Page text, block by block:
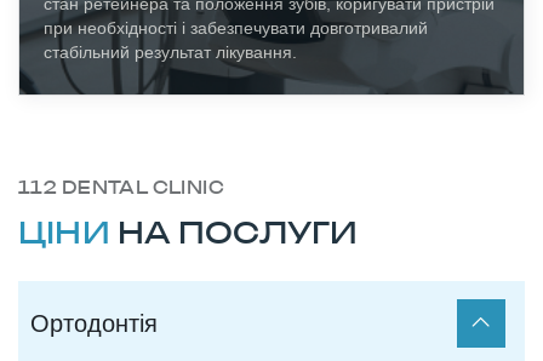
стан ретейнера та положення зубів, коригувати пристрій
при необхідності і забезпечувати довготривалий
стабільний результат лікування.
112 DENTAL CLINIC
ЦІНИ НА ПОСЛУГИ
Ортодонтія